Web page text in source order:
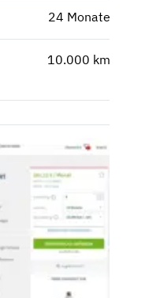
24 Monate
10.000 km